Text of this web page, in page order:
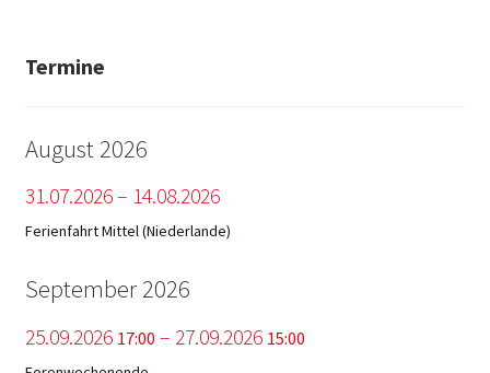
Termine
August 2026
31.07.2026– 14.08.2026
Ferienfahrt Mittel (Niederlande)
September 2026
25.09.2026 17:00 – 27.09.2026 15:00